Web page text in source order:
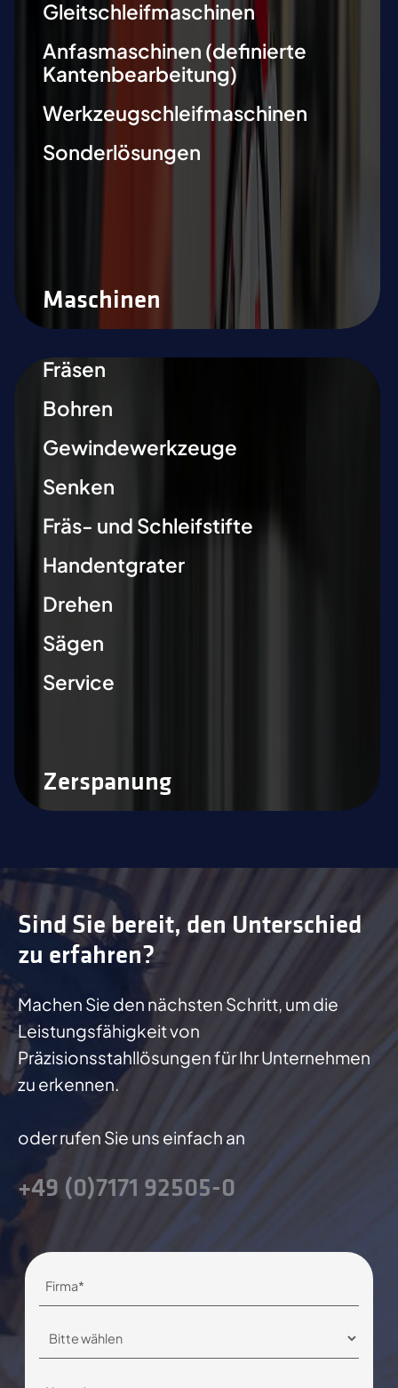
Gleitschleifmaschinen
Anfasmaschinen (definierte
Kantenbearbeitung)
Werkzeugschleifmaschinen
Sonderlösungen
Maschinen
Fräsen
Bohren
Gewindewerkzeuge
Senken
Fräs- und Schleifstifte
Handentgrater
Drehen
Sägen
Service
Zerspanung
Sind Sie bereit, den Unterschied
zu erfahren?
Machen Sie den nächsten Schritt, um die
Leistungsfähigkeit von
Präzisionsstahllösungen für Ihr Unternehmen
zu erkennen.
oder rufen Sie uns einfach an
+49 (0)7171 92505-0